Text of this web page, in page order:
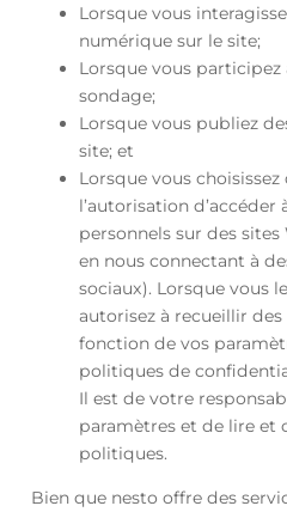
Lorsque vous
numérique sur le site;
Lorsque vous
sondage;
Lorsque vous publiez
site; et
Lorsque vous
l’autorisation
personnels sur des
en nous connectant à
sociaux). Lorsque vous
autorisez à recueillir
fonction de vos
politiques de
Il est de votre
paramètres et de lire et
politiques.
Bien que nesto offre des